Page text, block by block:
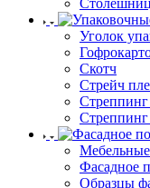
Уголок
Скотч
Стрейч
Стреппинг
Фасадное
Образцы